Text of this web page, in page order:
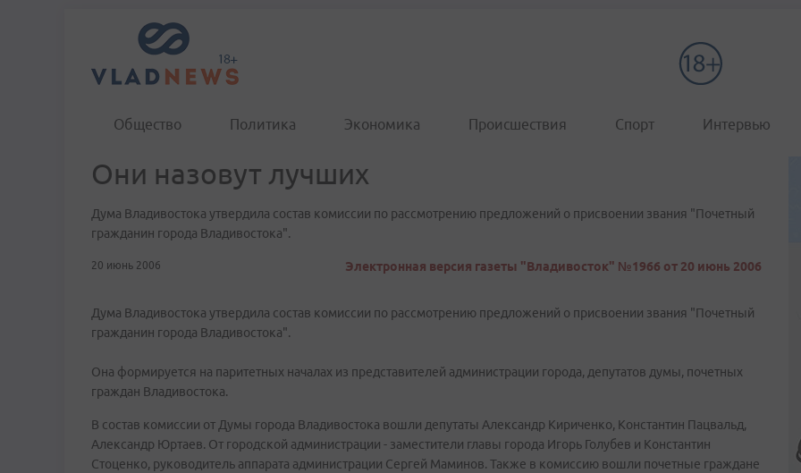
Общество Политика Экономика Происшествия Спорт Интервью
Они назовут лучших
Дума Владивостока утвердила состав комиссии по рассмотрению предложений о присвоении звания "Почетный
гражданин города Владивостока".
20 июнь 2006 Электронная версия газеты "Владивосток" №1966 от 20 июнь 2006
Дума Владивостока утвердила состав комиссии по рассмотрению предложений о присвоении звания "Почетный
гражданин города Владивостока".
Она формируется на паритетных началах из представителей администрации города, депутатов думы, почетных
граждан Владивостока.
В состав комиссии от Думы города Владивостока вошли депутаты Александр Кириченко, Константин Пацвальд,
Александр Юртаев. От городской администрации - заместители главы города Игорь Голубев и Константин
Стоценко, руководитель аппарата администрации Сергей Маминов. Также в комиссию вошли почетные граждане